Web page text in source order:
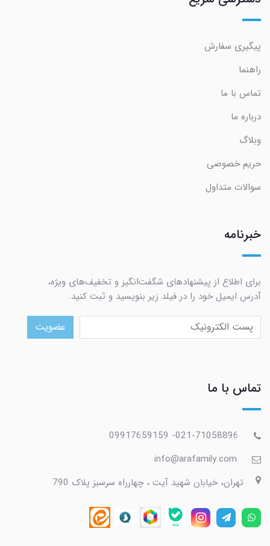
پیگیری سفارش
راهنما
تماس با ما
درباره ما
وبلاگ
حریم خصوصی
سوالات متداول
خبرنامه
برای اطلاع از پیشنهادهای شگفت‌انگیز و تخفیف‌های ویژه،
آدرس ایمیل خود را در فیلد زیر بنویسید و ثبت کنید.
عضویت
تماس با ما
تهران، خیابان شهید آیت ، چهارراه سرسبز پلاک 790